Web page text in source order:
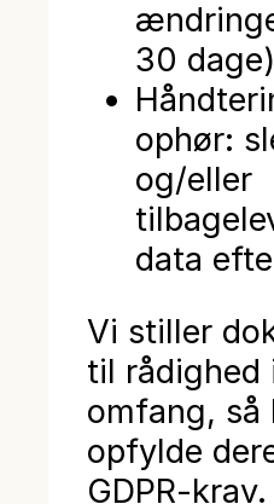
30
ophør:
og/eller
data
Vi stiller
til rådighed
omfang, så
opfylde
GDPR-krav.